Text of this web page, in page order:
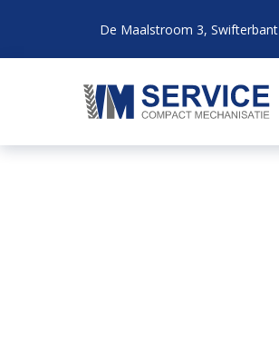
De Maalstroom 3, Swifterbant